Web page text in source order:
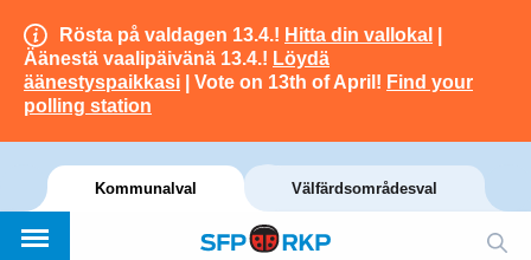
Rösta på valdagen 13.4.! Hitta din vallokal
Äänestä vaalipäivänä 13.4.! Löydä
äänestyspaikkasi | Vote on 13th of April! Find your
polling station
Kommunalval Välfärdsområdesval